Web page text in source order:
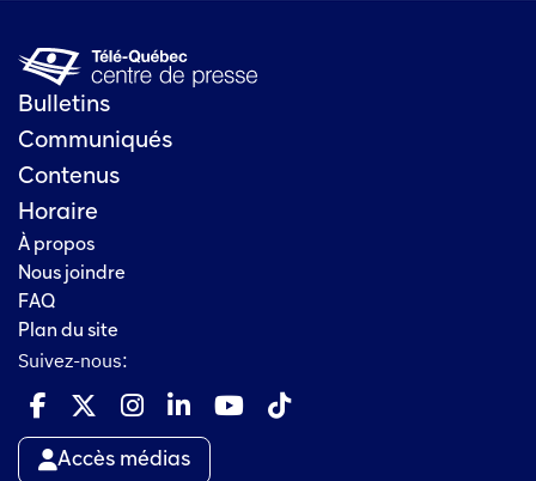
Bulletins
Communiqués
Contenus
Horaire
À propos
Nous joindre
FAQ
Plan du site
Suivez-nous:
Accès médias